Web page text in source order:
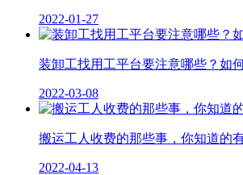
2022-01-27
装卸工找用工平台要注意哪些？如
2022-03-08
搬运工人收费的那些事，你知道的
2022-04-13